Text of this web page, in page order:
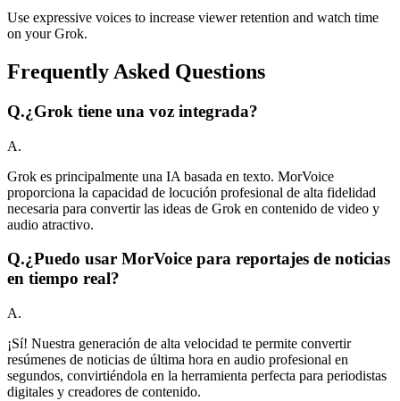
Use expressive voices to increase viewer retention and watch time
on your Grok.
Frequently Asked Questions
Q.¿Grok tiene una voz integrada?
A.
Grok es principalmente una IA basada en texto. MorVoice
proporciona la capacidad de locución profesional de alta fidelidad
necesaria para convertir las ideas de Grok en contenido de video y
audio atractivo.
Q.¿Puedo usar MorVoice para reportajes de noticias
en tiempo real?
A.
¡Sí! Nuestra generación de alta velocidad te permite convertir
resúmenes de noticias de última hora en audio profesional en
segundos, convirtiéndola en la herramienta perfecta para periodistas
digitales y creadores de contenido.